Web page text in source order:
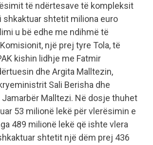
të ndërtesave të kompleksit
shkaktuar shtetit miliona euro
u bë edhe me ndihmë të
një prej tyre Tola, të
kishin lidhje me Fatmir
dhe Argita Malltezin,
Sali Berisha dhe
Malltezi. Në dosje thuhet
53 milionë lekë për vlerësimin e
489 milionë lekë që ishte vlera
shtetit një dëm prej 436